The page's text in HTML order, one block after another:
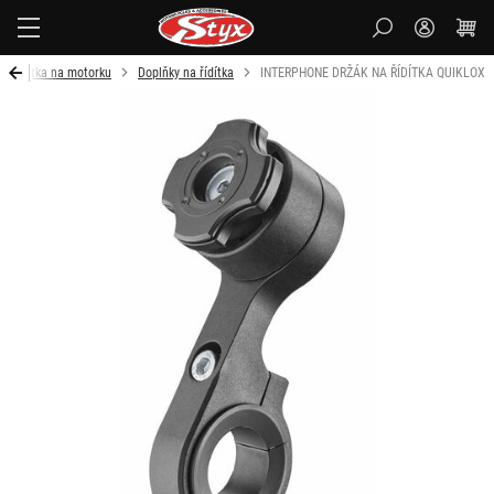
Řídítka na motorku Doplňky na řídítka INTERPHONE DRŽÁK NA ŘÍDÍTKA QUIKLOX